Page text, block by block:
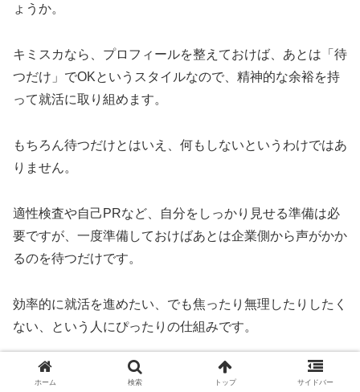
ょうか。
キミスカなら、プロフィールを整えておけば、あとは「待
つだけ」でOKというスタイルなので、精神的な余裕を持
って就活に取り組めます。
もちろん待つだけとはいえ、何もしないというわけではあ
りません。
適性検査や自己PRなど、自分をしっかり見せる準備は必
要ですが、一度準備しておけばあとは企業側から声がかか
るのを待つだけです。
効率的に就活を進めたい、でも焦ったり無理したりしたく
ない、という人にぴったりの仕組みです。
忙しい日々の中でも、少しずつ前に進んでいける安心感が
ホーム 検索 トップ サイドバー